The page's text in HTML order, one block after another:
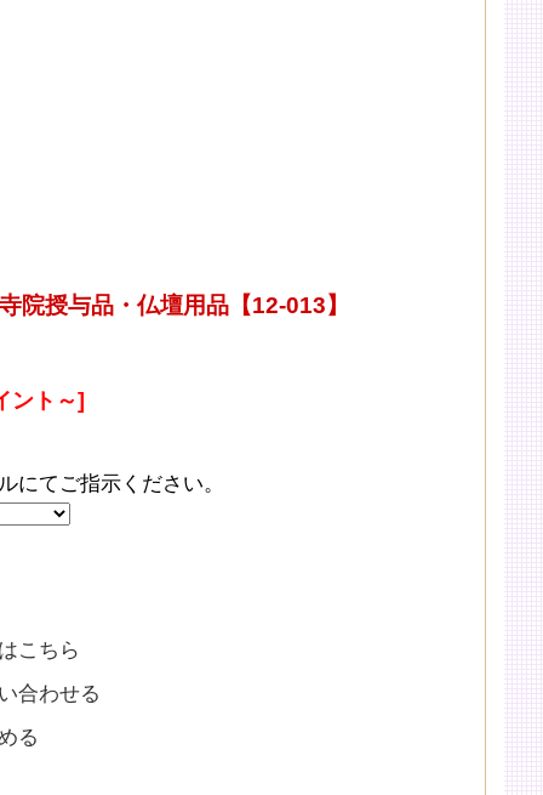
院授与品・仏壇用品【12-013】
ント～]
にてご指示ください。
こちら
合わせる
る